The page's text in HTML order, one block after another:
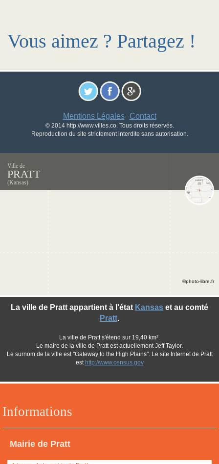
Vous aimez ? Partagez !
Mentions Légales- Contact
© 2014 http://www.villes.co. Tous droits réservés.
Reproduction du site strictement interdite sans autorisation.
Ville de
PRATT
(Kansas)
Informations
Mairie de Pratt
La ville de Pratt appartient à l'état Kansas et au comté
Pratt.
La ville de Pratt s'étend sur 19,40 km².
Le maire de la ville de Pratt est actuellement Jeff Taylor.
Le surnom de la ville est "Gateway to the High Plains". Le site Internet de Pratt
est http://www.census.gov
©photo-libre.fr